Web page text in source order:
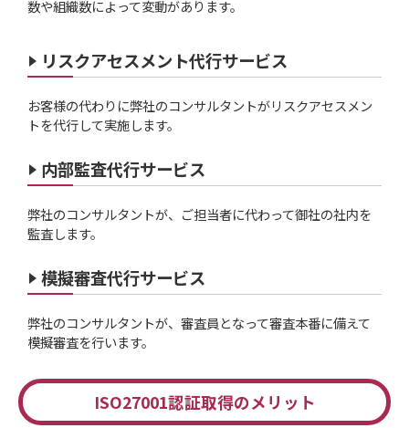
数や組織数によって変動があります。
リスクアセスメント代行サービス
お客様の代わりに弊社のコンサルタントがリスクアセスメン
トを代行して実施します。
内部監査代行サービス
弊社のコンサルタントが、ご担当者に代わって御社の社内を
監査します。
模擬審査代行サービス
弊社のコンサルタントが、審査員となって審査本番に備えて
模擬審査を行います。
ISO27001認証取得のメリット